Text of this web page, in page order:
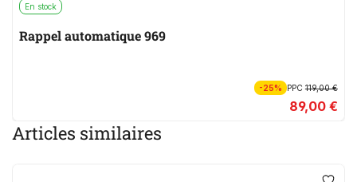
En stock
Rappel automatique 969
-25% PPC119,00 €
89,00 €
Articles similaires